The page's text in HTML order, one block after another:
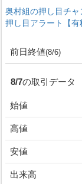
奥村組の押し目チャ
押し目アラート【
前日終値(8/6)
8/7の取引データ
始値
高値
安値
出来高